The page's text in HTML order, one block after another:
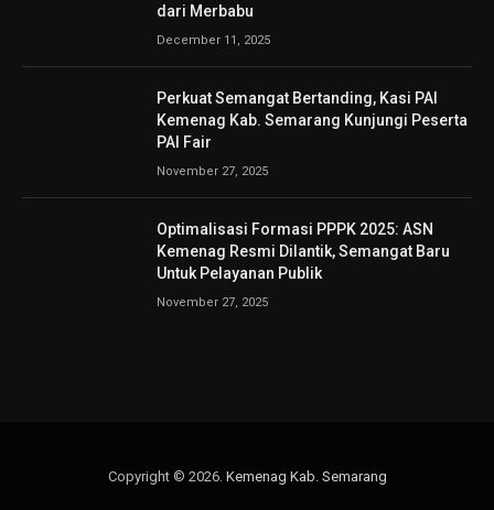
dari Merbabu
December 11, 2025
Perkuat Semangat Bertanding, Kasi PAI
Kemenag Kab. Semarang Kunjungi Peserta
PAI Fair
November 27, 2025
Optimalisasi Formasi PPPK 2025: ASN
Kemenag Resmi Dilantik, Semangat Baru
Untuk Pelayanan Publik
November 27, 2025
Copyright © 2026. Kemenag Kab. Semarang